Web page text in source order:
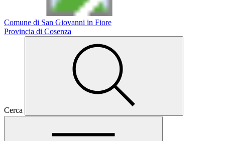
Comune di San Giovanni in Fiore
Provincia di Cosenza
Cerca